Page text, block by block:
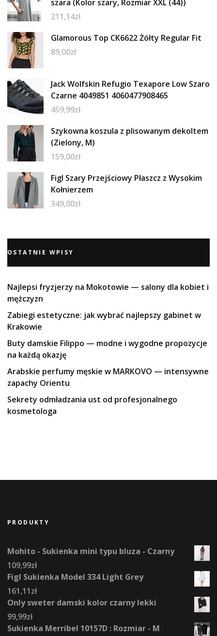
szara (Kolor szary, Rozmiar XXL (44))
211,14zł
Glamorous Top CK6622 Żółty Regular Fit
89,00zł
Jack Wolfskin Refugio Texapore Low Szaro
Czarne 4049851 4060477908465
459,99zł
Szykowna koszula z plisowanym dekoltem
(Zielony, M)
159,00zł
Figl Szary Przejściowy Płaszcz z Wysokim
Kołnierzem
349,00zł
OSTATNIE WPISY
Najlepsi fryzjerzy na Mokotowie — salony dla kobiet i
mężczyzn
Zabiegi estetyczne: jak wybrać najlepszy gabinet w
Krakowie
Buty damskie Filippo — modne i wygodne propozycje
na każdą okazję
Arabskie perfumy męskie w MARKOVO — intensywne
zapachy Orientu
Sekrety odmładzania ust od profesjonalnego
kosmetologa
PRODUKTY
Mohito - Sukienka mini typu bluza - Czarny
109,99zł
Figl Sukienka Model 334 Light Grey
161,11zł
Only sweter damski kolor czarny lekki
99,99zł
Sukienka Merribel 10157D : Rozmiar - M